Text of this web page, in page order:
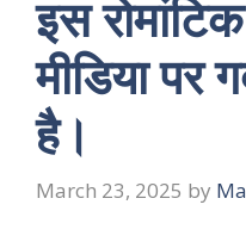
इस
मीडिया पर
है।
March 23, 2025 by